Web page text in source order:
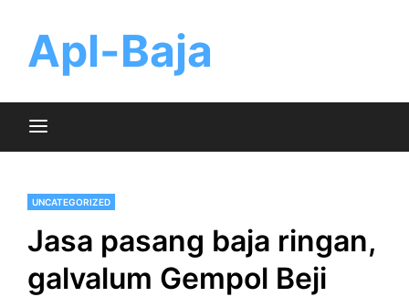
contentApl-Baja
UNCATEGORIZED
Jasa pasang baja ringan,
galvalum Gempol Beji